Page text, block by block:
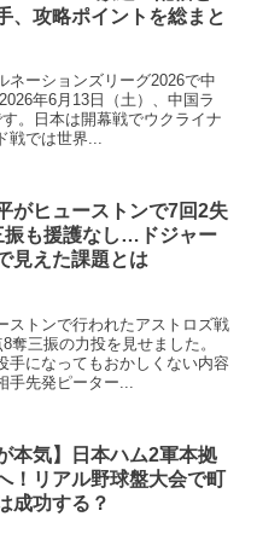
、攻略ポイントを総まと
ネーションズリーグ2026で中
年6月13日（土）、中国ラ
。日本は開幕戦でウクライナ
戦では世界...
がヒューストンで7回2失
振も援護なし…ドジャー
見えた課題とは
ストンで行われたアストロズ戦
奪三振の力投を見せました。
手になってもおかしくない内容
先発ピーター...
本気】日本ハム2軍本拠
！リアル野球盤大会で町
成功する？